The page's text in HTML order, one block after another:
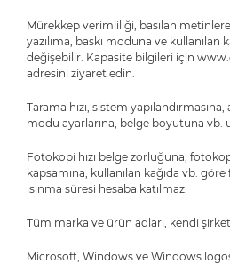
Mürekkep verimliliği, basılan
yazılıma, baskı moduna ve kullanılan
değişebilir. Kapasite bilgileri için
adresini ziyaret edin.
Tarama hızı, sistem
modu ayarlarına, belge boyutuna vb.
Fotokopi hızı belge zorluğuna,
kapsamına, kullanılan kağıda vb.
ısınma süresi hesaba katılmaz.
Tüm marka ve ürün adları, kendi
Microsoft, Windows ve Windows